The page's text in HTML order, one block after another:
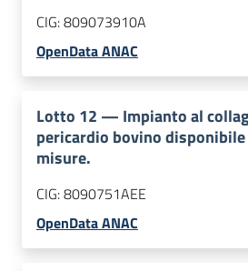
CIG:809073910A
OpenData ANAC
Lotto 12 — Impianto al
pericardio bovino
misure.
CIG:8090751AEE
OpenData ANAC